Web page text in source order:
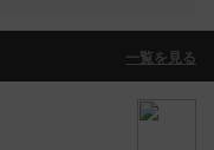
一覧を見る